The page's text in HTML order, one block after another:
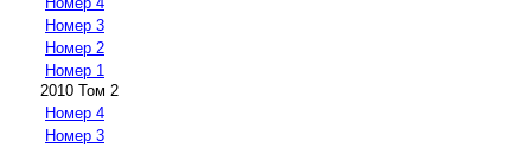
Номер 3
Номер 2
Номер 1
2010 Том 2
Номер 4
Номер 3